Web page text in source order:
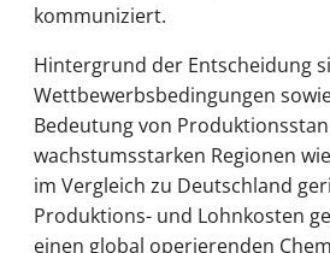
kommuniziert.
Hintergrund der Entscheidung
Wettbewerbsbedingungen
Bedeutung von
wachstumsstarken Regionen
im Vergleich zu Deutschland
Produktions- und Lohnkosten
einen global operierenden